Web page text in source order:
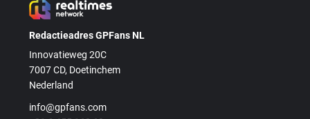
Redactieadres GPFans NL
Innovatieweg 20C
7007 CD, Doetinchem
Nederland
info@gpfans.com